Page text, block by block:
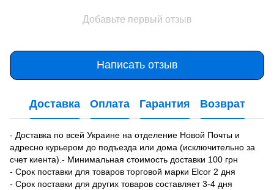
Добавьте первый отзыв
Написать отзыв
Доставка Оплата Гарантия Возврат
- Доставка по всей Украине на отделение Новой Почты и
адресно курьером до подъезда или дома (исключительно за
счет киента).- Минимальная стоимость доставки 100 грн
- Срок поставки для товаров торговой марки Elcor 2 дня
- Срок поставки для других товаров составляет 3-4 дня